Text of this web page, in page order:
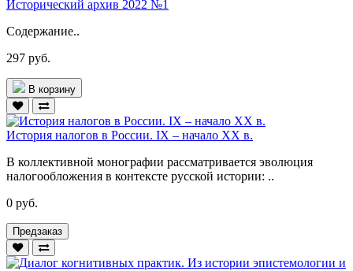
Исторический архив 2022 №1
Содержание..
297 руб.
В корзину
История налогов в России. IX – начало ХХ в.
В коллективной монографии рассматривается эволюция
налогообложения в контексте русской истории: ..
0 руб.
Предзаказ